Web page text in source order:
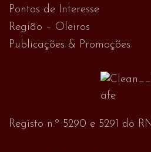
Pontos de Interesse
Região – Oleiros
Publicações & Promoções
Registo n.º 5290 e 5291 do